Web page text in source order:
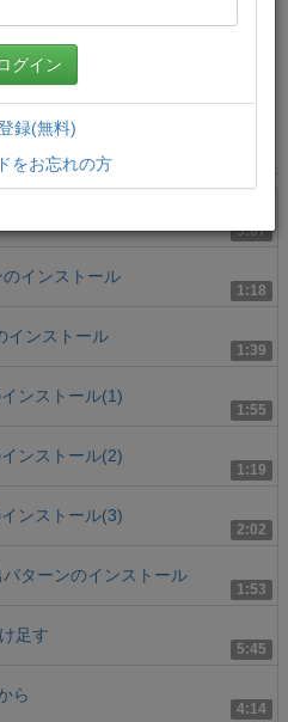
3:07
1:18
インストール
1:39
インストール
1:55
ンストール(1)
1:19
ンストール(2)
2:02
ンストール(3)
1:53
ターンのインストール
5:45
足す
4:14
ら
グイン
録(無料)
をお忘れの方